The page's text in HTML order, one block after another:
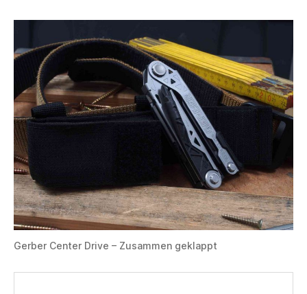
Gerber Center Drive – Zusammen geklappt